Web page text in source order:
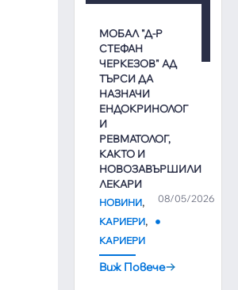
МОБАЛ "Д-Р
СТЕФАН
ЧЕРКЕЗОВ" АД
ТЪРСИ ДА
НАЗНАЧИ
ЕНДОКРИНОЛОГ
И
РЕВМАТОЛОГ,
КАКТО И
НОВОЗАВЪРШИЛИ
ЛЕКАРИ
08/05/2026
НОВИНИ,
КАРИЕРИ,
КАРИЕРИ
Виж Повече